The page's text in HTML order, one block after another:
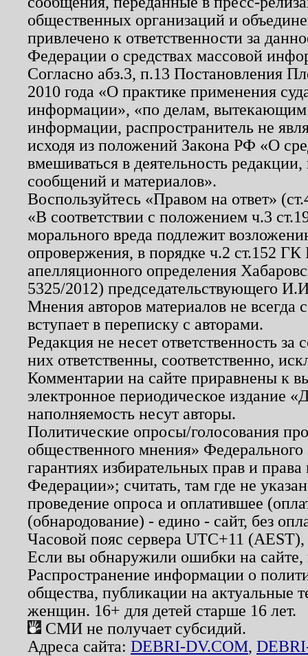
общественных организаций и
привлечено к ответственности за
Федерации о средствах массовой
Согласно абз.3, п.13 Постановления
2010 года «О практике применения
информации», «по делам, вытекающим
информации, распространитель не
исходя из положений Закона РФ «О
вмешиваться в деятельность
сообщений и материалов».
Воспользуйтесь «Правом на ответ»
«В соответствии с положением ч.3
морального вреда подлежит
опровержения, в порядке ч.2 ст.152
апелляционного определения
5325/2012) председательствующего
Мнения авторов материалов не
вступает в переписку с авторами.
Редакция не несет ответственность
них ответственны, соответственно,
Комментарии на сайте приравнены к
электронное периодическое издание
наполняемость несут авторы.
Политические опросы/голосования
общественного мнения»
гарантиях избирательных прав и
Федерации»; считать, там где не
проведение опроса и оплатившее
(обнародование) - едино - сайт, без
Часовой пояс сервера UTC+11
Если вы обнаружили ошибки на
Распространение информации о
общества, публикации на актуальные
женщин. 16+ для детей старше 16 лет.
СМИ не получает субсидий.
Адреса сайта: DEBRI-DV.COM,